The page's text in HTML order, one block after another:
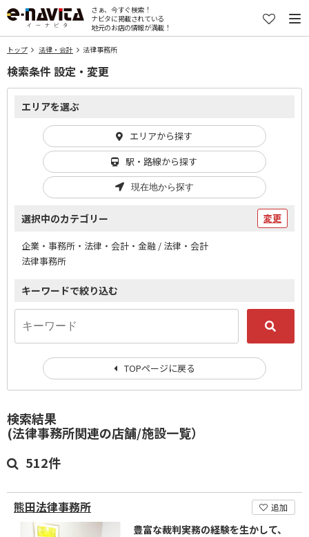
さぁ、今すぐ検索！
ナビタに掲載されている
地元のお店の情報が満載！
トップ 法律・会計 法律事務所
検索結果
(法律事務所関連の店舗/施設一覧）
512件
熊田法律事務所 追加
豊富な裁判実務の経験を生かして、
検索条件 設定・変更
エリアを選ぶ
エリアから探す
駅・路線から探す
現在地から探す
選択中のカテゴリー 変更
企業・事務所・法律・会計・金融 / 法律・会計
法律事務所
キーワードで絞り込む
TOPページに戻る